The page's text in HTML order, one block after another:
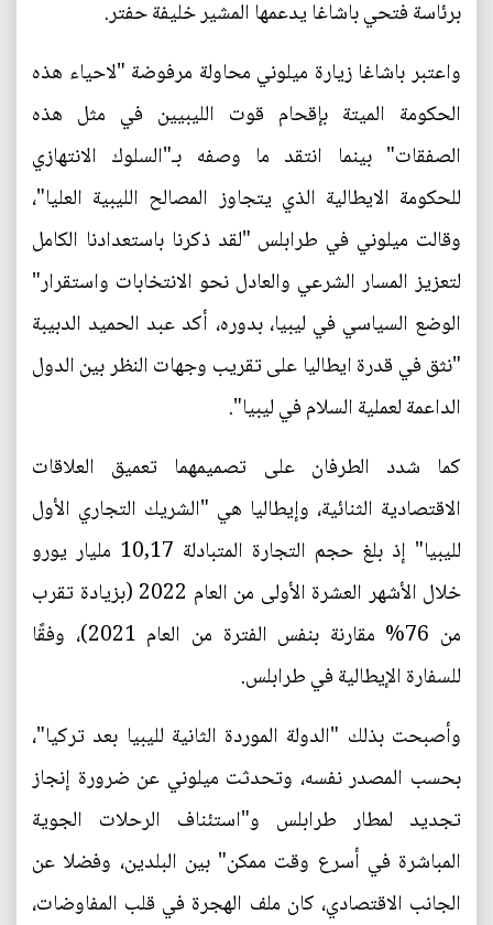
برئاسة فتحي باشاغا يدعمها المشير خليفة حفتر.
واعتبر باشاغا زيارة ميلوني محاولة مرفوضة "لاحياء هذه
الحكومة الميتة بإقحام قوت الليبيين في مثل هذه
الصفقات" بينما انتقد ما وصفه بـ"السلوك الانتهازي
للحكومة الايطالية الذي يتجاوز المصالح الليبية العليا"،
وقالت ميلوني في طرابلس "لقد ذكرنا باستعدادنا الكامل
لتعزيز المسار الشرعي والعادل نحو الانتخابات واستقرار"
الوضع السياسي في ليبيا، بدوره، أكد عبد الحميد الدبيبة
"نثق في قدرة ايطاليا على تقريب وجهات النظر بين الدول
الداعمة لعملية السلام في ليبيا".
كما شدد الطرفان على تصميمهما تعميق العلاقات
الاقتصادية الثنائية، وإيطاليا هي "الشريك التجاري الأول
لليبيا" إذ بلغ حجم التجارة المتبادلة 10,17 مليار يورو
خلال الأشهر العشرة الأولى من العام 2022 (بزيادة تقرب
من 76% مقارنة بنفس الفترة من العام 2021)، وفقًا
للسفارة الإيطالية في طرابلس.
وأصبحت بذلك "الدولة الموردة الثانية لليبيا بعد تركيا"،
بحسب المصدر نفسه، وتحدثت ميلوني عن ضرورة إنجاز
تجديد لمطار طرابلس و"استئناف الرحلات الجوية
المباشرة في أسرع وقت ممكن" بين البلدين، وفضلا عن
الجانب الاقتصادي، كان ملف الهجرة في قلب المفاوضات،